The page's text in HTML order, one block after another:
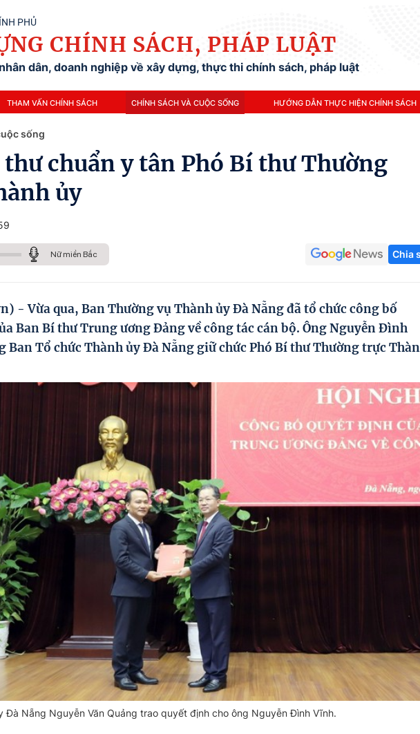
PHỦ
CHÍNH SÁCH, PHÁP LUẬT
dân, doanh nghiệp về xây dựng, thực thi chính sách, pháp luật
THAM VẤN CHÍNH SÁCH CHÍNH SÁCH VÀ CUỘC SỐNG HƯỚNG DẪN THỰC HIỆN CHÍNH SÁCH
sống
thư chuẩn y tân Phó Bí thư Thường
ủy
Nữ miền Bắc Chia
- Vừa qua, Ban Thường vụ Thành ủy Đà Nẵng đã tổ chức công bố
Ban Bí thư Trung ương Đảng về công tác cán bộ. Ông Nguyễn Đình
Ban Tổ chức Thành ủy Đà Nẵng giữ chức Phó Bí thư Thường trực
Đà Nẵng Nguyễn Văn Quảng trao quyết định cho ông Nguyễn Đình Vĩnh.